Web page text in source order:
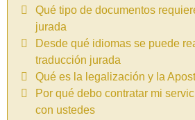
Qué tipo de documentos
jurada
Desde qué idiomas se puede
traducción jurada
Qué es la legalización y la
Por qué debo contratar mi
con ustedes